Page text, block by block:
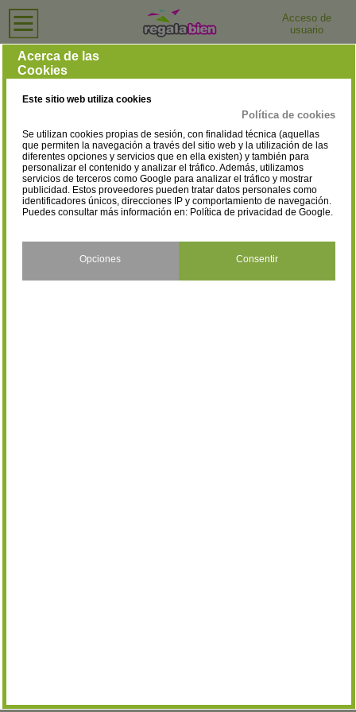
Acceso de
usuario
Tiendas de Ropa Deportiva en Zaragoza
Selecciona la localidad
Inicio › Tiendas de Ropa Deportiva
Zaragoza
Acerca de las
Cookies
Este sitio web utiliza cookies
Política de cookies
Se utilizan cookies propias de sesión, con finalidad técnica (aquellas
que permiten la navegación a través del sitio web y la utilización de las
diferentes opciones y servicios que en ella existen) y también para
personalizar el contenido y analizar el tráfico. Además, utilizamos
servicios de terceros como Google para analizar el tráfico y mostrar
publicidad. Estos proveedores pueden tratar datos personales como
identificadores únicos, direcciones IP y comportamiento de navegación.
Puedes consultar más información en: Política de privacidad de Google.
Opciones Consentir